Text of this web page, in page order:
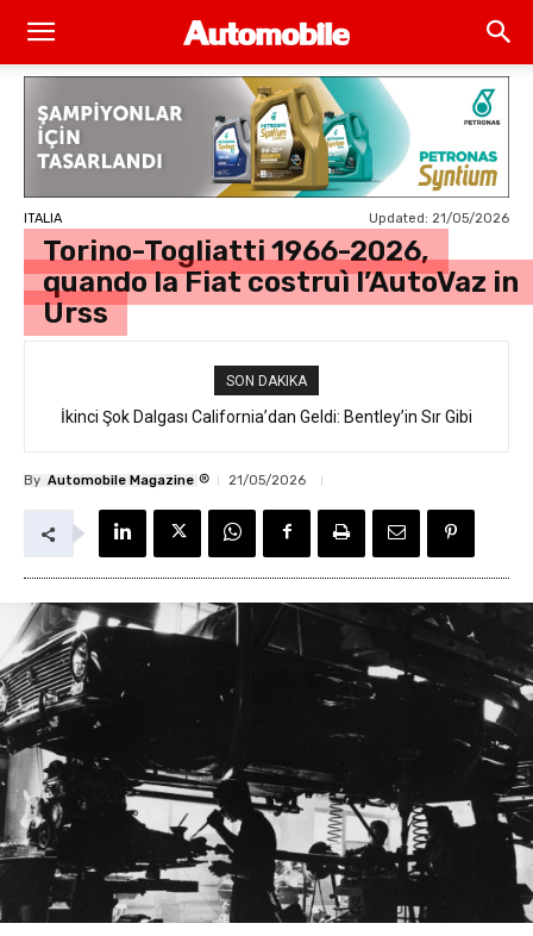
ITALIA Updated: 21/05/2026
Torino-Togliatti 1966-2026,
quando la Fiat costruì l’AutoVaz in
Urss
SON DAKIKA
İkinci Şok Dalgası California’dan Geldi: Bentley’in Sır Gibi
By Automobile Magazine ® 21/05/2026